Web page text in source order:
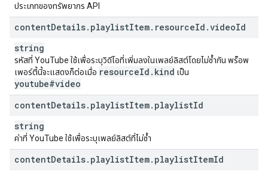
ประเภทของทรัพยากร API
contentDetails. playlistItem. resourceId .videoId
string
รหัสที่ YouTube ใช้เพื่อระบุวิดีโอที่เพิ่มลงในเพลย์ลิสต์โดยไม่ซ้ำกัน พร็อพ
เพอร์ตี้นี้จะแสดงก็ต่อเมื่อ resourceId . kind เป็น
youtube#video
contentDetails. playlistItem. playlistId
string
ค่าที่ YouTube ใช้เพื่อระบุเพลย์ลิสต์ที่ไม่ซ้ำ
contentDetails. playlistItem. playlistItemId